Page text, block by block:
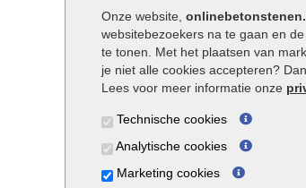
Onze website,
websitebezoekers na te gaan en
te tonen. Met het plaatsen van
je niet alle cookies accepteren?
Lees voor meer informatie onze
Technische cookies
Analytische cookies
Marketing cookies
Patio tegels
Siertegels
Stoeptegels
Straattegels
Terrastegels
Buitentegels
Grote terrastegels